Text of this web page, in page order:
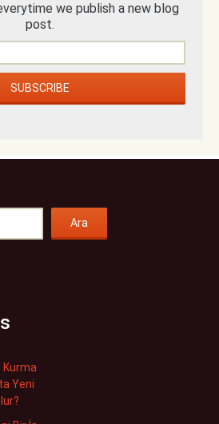
we publish a new blog
post.
Ara
Kurma
Yeni